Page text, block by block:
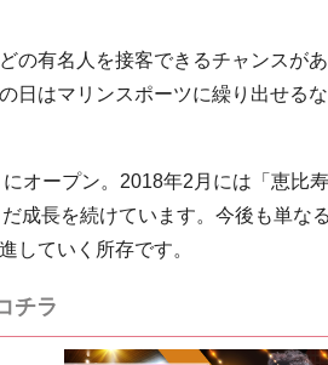
の有名人を接客できるチャンスがあ
日はマリンスポーツに繰り出せるな
オープン。2018年2月には「恵比寿
成長を続けています。今後も単な
していく所存です。
チラ